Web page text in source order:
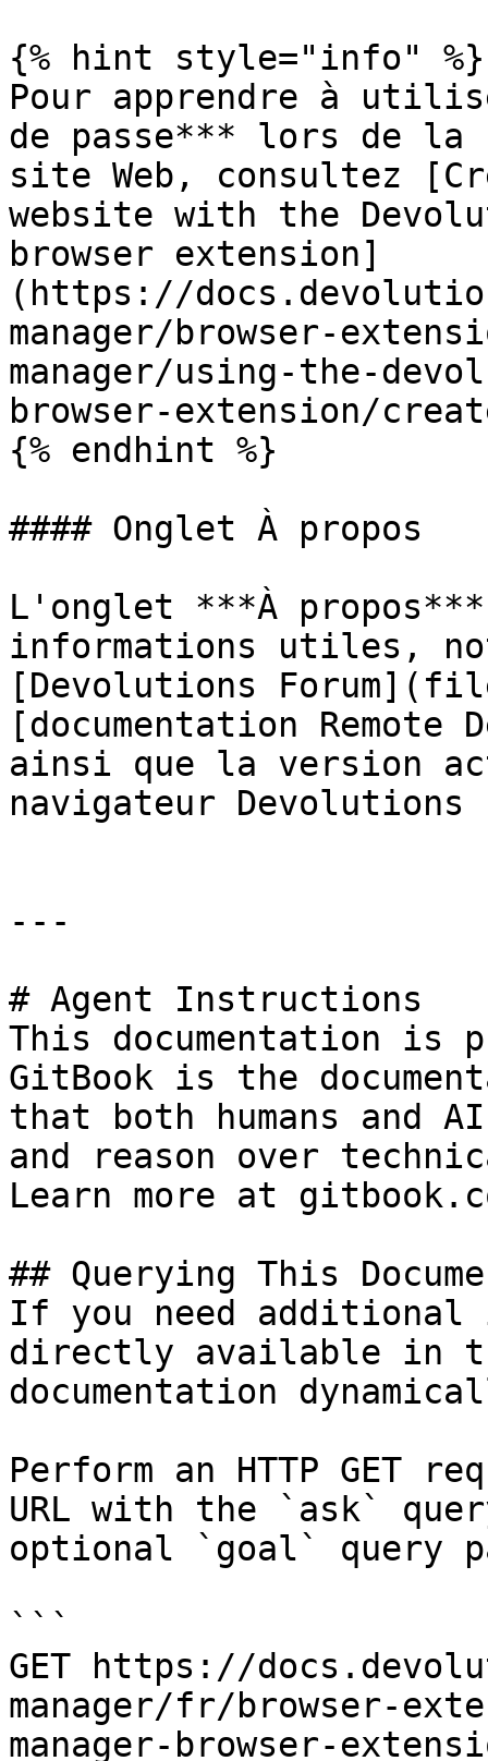
{% hint style="info" %}
Pour apprendre à
de passe*** lors de la
site Web, consultez
website with the
browser extension]
(https://
manager/browser-
manager/using-the-
browser-extension/
{% endhint %}
#### Onglet À propos
L'onglet ***À
informations utiles,
[Devolutions
[documentation
ainsi que la version
navigateur Devolutions
---
# Agent Instructions
This documentation is
GitBook is the
that both humans and
and reason over
Learn more at
## Querying This
If you need
directly available in
documentation
Perform an HTTP GET
URL with the `ask`
optional `goal` query
```
GET https://
manager/fr/browser-
manager-browser-